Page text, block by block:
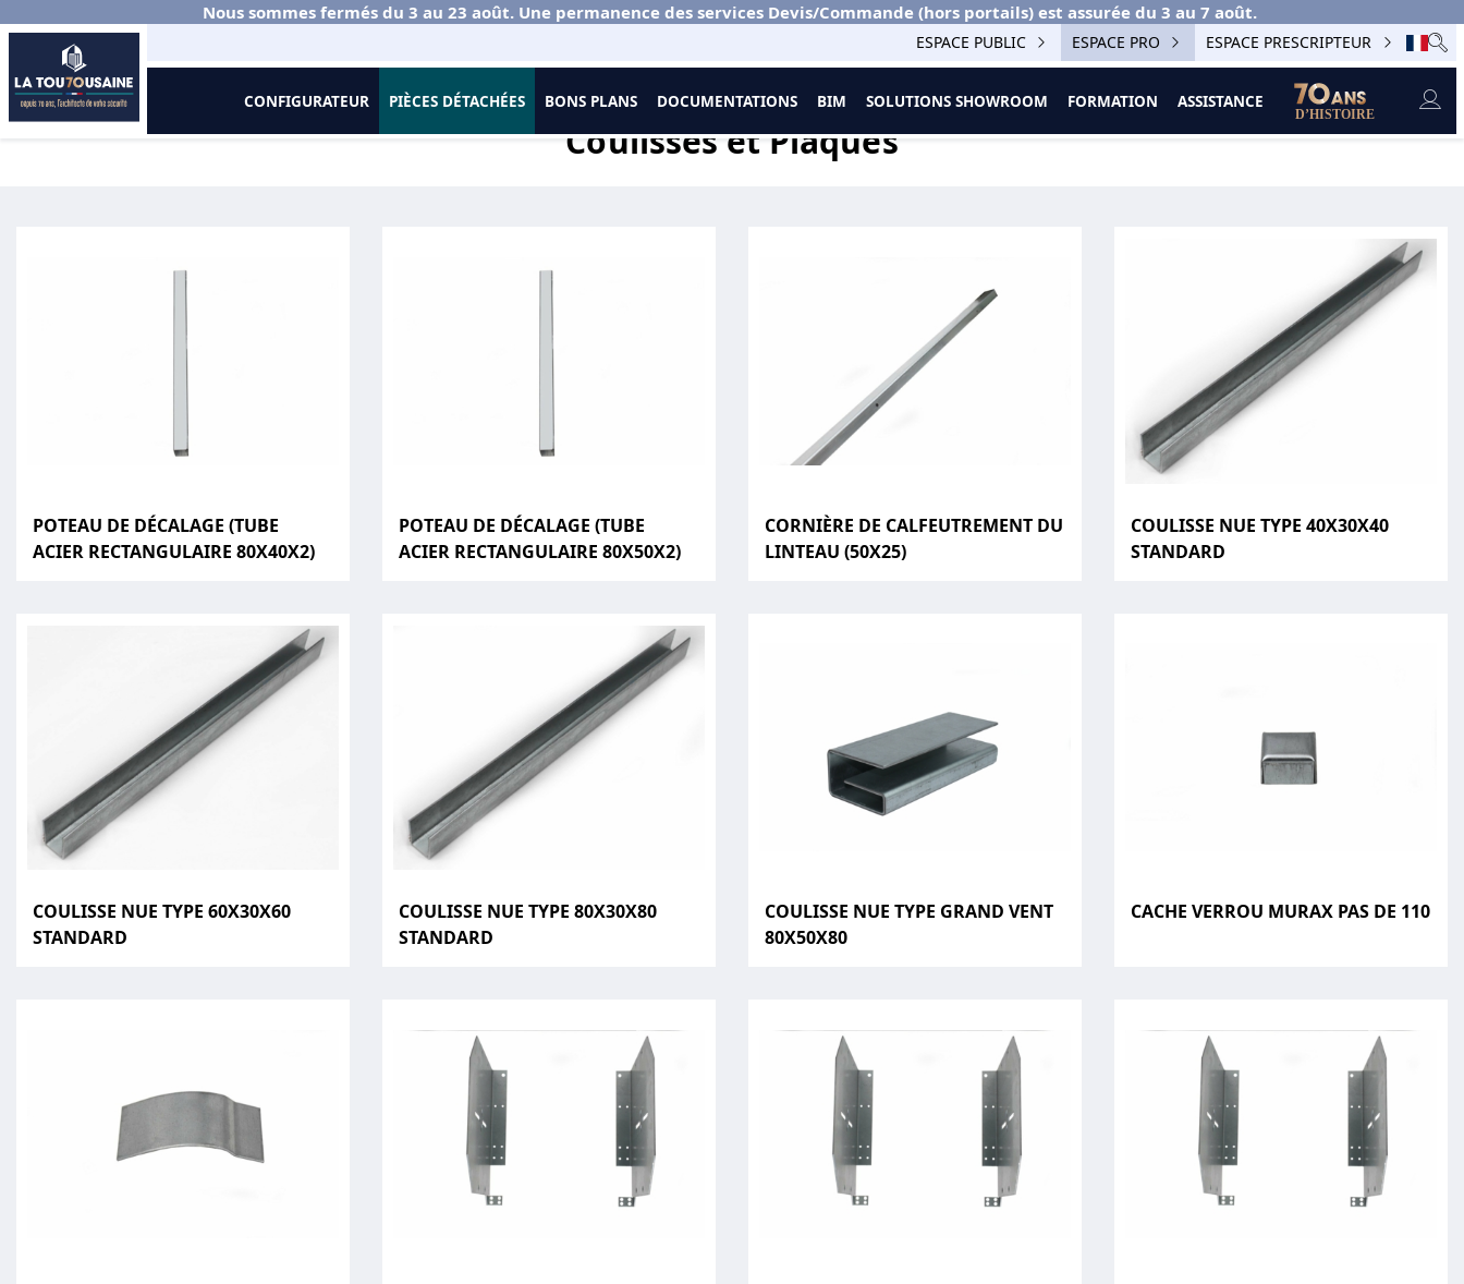
Nous sommes fermés du 3 au 23 août. Une permanence des services Devis/Commande (hors portails) est assurée du 3 au 7 août.
ESPACE PUBLIC ESPACE PRO ESPACE PRESCRIPTEUR
CONFIGURATEUR PIÈCES DÉTACHÉES BONS PLANS DOCUMENTATIONS BIM SOLUTIONS SHOWROOM FORMATION ASSISTANCE
Accueil Rideaux et Grilles Métalliques Murax 110 Coulisses et Plaques
Coulisses et Plaques
POTEAU DE DÉCALAGE (TUBE
ACIER RECTANGULAIRE 80X40X2)
POTEAU DE DÉCALAGE (TUBE
ACIER RECTANGULAIRE 80X50X2)
CORNIÈRE DE CALFEUTREMENT DU
LINTEAU (50X25)
COULISSE NUE TYPE 40X30X40
STANDARD
COULISSE NUE TYPE 60X30X60
STANDARD
COULISSE NUE TYPE 80X30X80
STANDARD
COULISSE NUE TYPE GRAND VENT
80X50X80
CACHE VERROU MURAX PAS DE 110